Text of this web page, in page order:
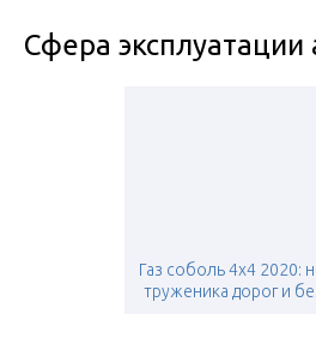
Сфера эксплуатации
Газ соболь 4х4 2020:
труженика дорог и